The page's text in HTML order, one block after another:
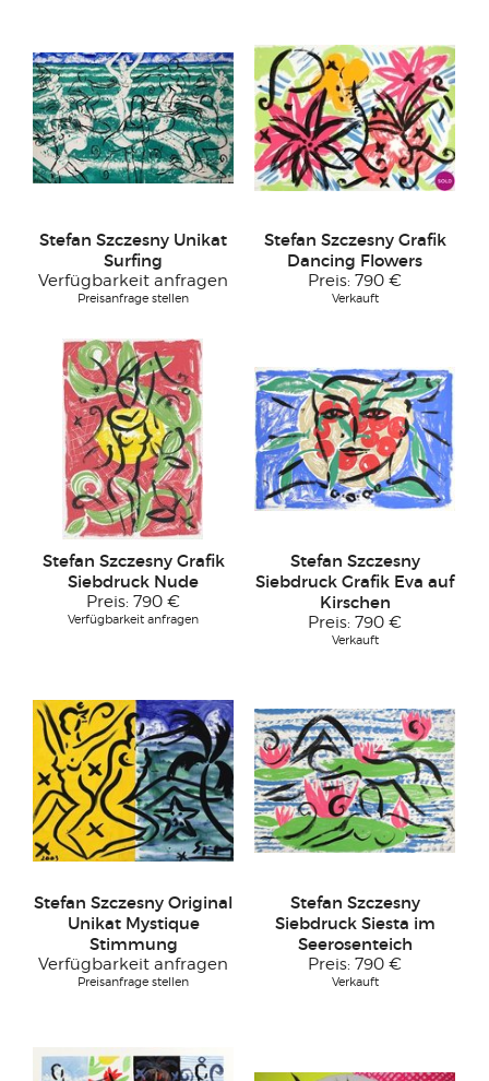
Stefan Szczesny Unikat
Surfing
Verfügbarkeit anfragen
Preisanfrage stellen
Stefan Szczesny Grafik
Dancing Flowers
Preis: 790 €
Verkauft
Stefan Szczesny Grafik
Siebdruck Nude
Preis: 790 €
Verfügbarkeit anfragen
Stefan Szczesny
Siebdruck Grafik Eva auf
Kirschen
Preis: 790 €
Verkauft
Stefan Szczesny Original
Unikat Mystique
Stimmung
Verfügbarkeit anfragen
Preisanfrage stellen
Stefan Szczesny
Siebdruck Siesta im
Seerosenteich
Preis: 790 €
Verkauft